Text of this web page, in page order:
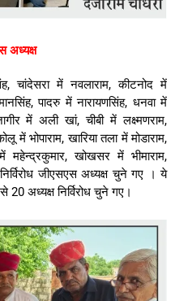
अध्यक्ष
चांदेसरा में नवलाराम, कीटनोद में
पादरु में नारायणसिंह, धनवा में
में अली खां, चीबी में लक्ष्मणराम,
में भोपाराम, खारिया तला में मोडाराम,
खोखसर में भीमाराम,
जीएसएस अध्यक्ष चुने गए । ये
अध्यक्ष निर्विरोध चुने गए।